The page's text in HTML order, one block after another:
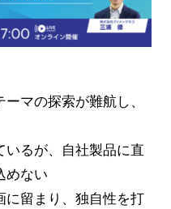
マの探索が難航し、
いるが、自社製品に直
めない
に留まり、独自性を打